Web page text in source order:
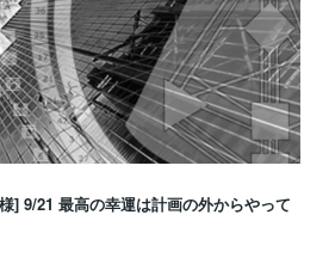
] 9/21 最高の幸運は計画の外からやって